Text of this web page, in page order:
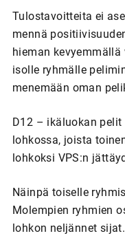
Tulostavoitteita ei
mennä
hieman
isolle ryhmälle
menemään oman
D12 – ikäluokan pelit
lohkossa, joista
lohkoksi VPS:n
Näinpä toiselle
Molempien ryhmien
lohkon neljännet